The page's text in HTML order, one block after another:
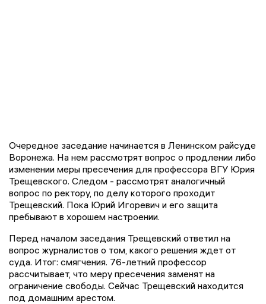
Очередное заседание начинается в Ленинском райсуде
Воронежа. На нем рассмотрят вопрос о продлении либо
изменении меры пресечения для профессора ВГУ Юрия
Трещевского. Следом - рассмотрят аналогичный
вопрос по ректору, по делу которого проходит
Трещевский. Пока Юрий Игоревич и его защита
пребывают в хорошем настроении.
Перед началом заседания Трещевский ответил на
вопрос журналистов о том, какого решения ждет от
суда. Итог: смягчения. 76-летний профессор
рассчитывает, что меру пресечения заменят на
ограничение свободы. Сейчас Трещевский находится
под домашним арестом.